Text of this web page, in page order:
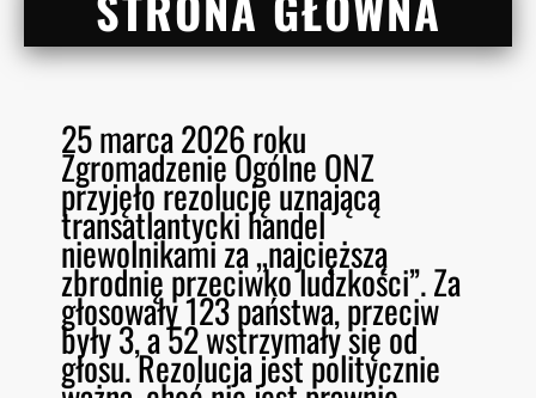
25 marca 2026 roku
Zgromadzenie Ogólne ONZ
przyjęło rezolucję uznającą
transatlantycki handel
niewolnikami za „najcięższą
zbrodnię przeciwko ludzkości”. Za
głosowały 123 państwa, przeciw
były 3, a 52 wstrzymały się od
głosu. Rezolucja jest politycznie